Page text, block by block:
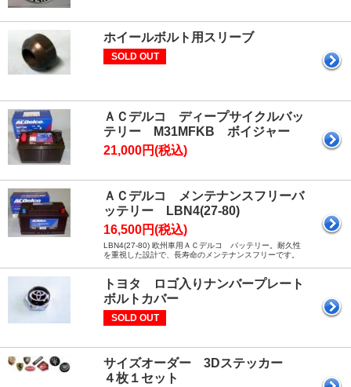
ホイールボルト用スリーブ
SOLD OUT
ＡＣデルコ ディープサイクルバッ
テリー M31MFKB ボイジャー
21,000円(税込)
ＡＣデルコ メンテナンスフリーバ
ッテリー LBN4(27-80)
16,500円(税込)
LBN4(27-80) 欧州車用ＡＣデルコ バッテリー。耐久性
を重視した設計で、長寿命のメンテナンスフリーです。
トヨタ ロゴ入りナンバープレート
ボルトカバー
SOLD OUT
サイズオーダー 3Dステッカー
４枚１セット